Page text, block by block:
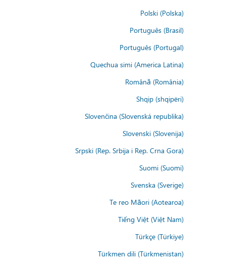
Polski (Polska)
Português (Brasil)
Português (Portugal)
Quechua simi (America Latina)
Română (România)
Shqip (shqipëri)
Slovenčina (Slovenská republika)
Slovenski (Slovenija)
Srpski (Rep. Srbija i Rep. Crna Gora)
Suomi (Suomi)
Svenska (Sverige)
Te reo Māori (Aotearoa)
Tiếng Việt (Việt Nam)
Türkçe (Türkiye)
Türkmen dili (Türkmenistan)